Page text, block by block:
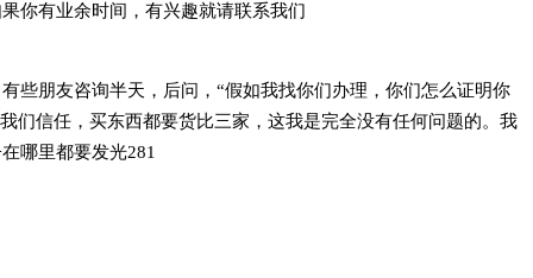
你有业余时间，有兴趣就请联系我们
些朋友咨询半天，后问，“假如我找你们办理，你们怎么证明你
们信任，买东西都要货比三家，这我是完全没有任何问题的。我
哪里都要发光281